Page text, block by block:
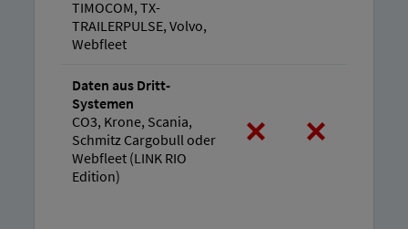
TIMOCOM, TX-
TRAILERPULSE, Volvo,
Webfleet
Daten aus Dritt-
Systemen
CO3, Krone, Scania,
Schmitz Cargobull oder
Webfleet (LINK RIO
Edition)